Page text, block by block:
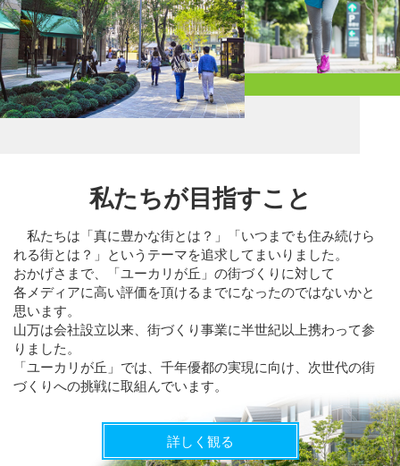
私たちが目指すこと
私たちは「真に豊かな街とは？」「いつまでも住み続けら
れる街とは？」というテーマを追求してまいりました。
おかげさまで、「ユーカリが丘」の街づくりに対して
各メディアに高い評価を頂けるまでになったのではないかと
思います。
山万は会社設立以来、街づくり事業に半世紀以上携わって参
りました。
「ユーカリが丘」では、千年優都の実現に向け、次世代の街
づくりへの挑戦に取組んでいます。
詳しく観る